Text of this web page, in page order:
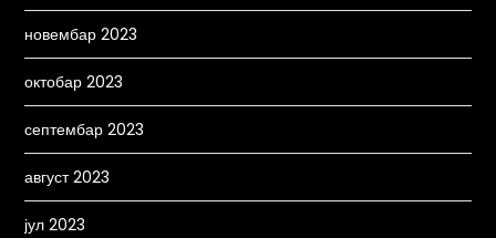
новембар 2023
октобар 2023
септембар 2023
август 2023
јул 2023